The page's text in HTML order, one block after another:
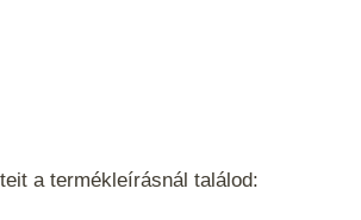
a termékleírásnál találod: